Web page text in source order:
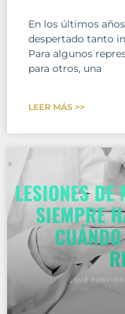
En los últimos
despertado tanto
Para algunos
para otros, una
LEER MÁS >>